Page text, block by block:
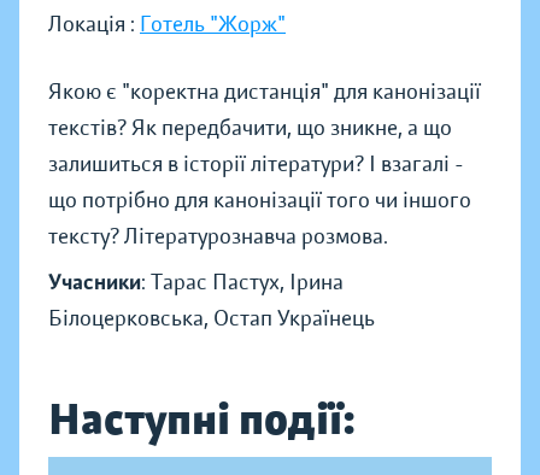
Локація : Готель "Жорж"
Якою є "коректна дистанція" для канонізації
текстів? Як передбачити, що зникне, а що
залишиться в історії літератури? І взагалі -
що потрібно для канонізації того чи іншого
тексту? Літературознавча розмова.
Учасники: Тарас Пастух, Ірина
Білоцерковська, Остап Українець
Наступні події: